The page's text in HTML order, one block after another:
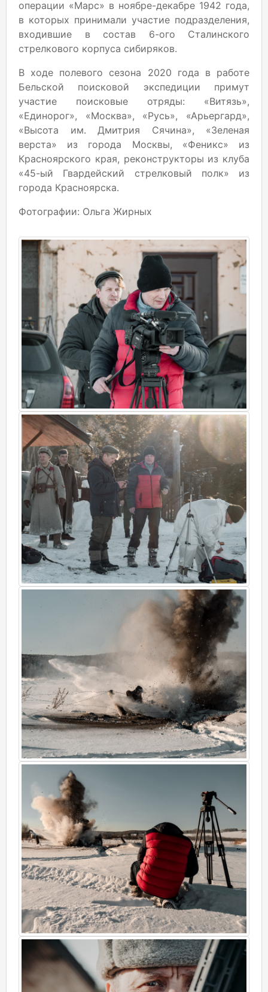
операции «Марс» в ноябре-декабре 1942 года,
в которых принимали участие подразделения,
входившие в состав 6-ого Сталинского
стрелкового корпуса сибиряков.
В ходе полевого сезона 2020 года в работе
Бельской поисковой экспедиции примут
участие поисковые отряды: «Витязь»,
«Единорог», «Москва», «Русь», «Арьергард»,
«Высота им. Дмитрия Сячина», «Зеленая
верста» из города Москвы, «Феникс» из
Красноярского края, реконструкторы из клуба
«45-ый Гвардейский стрелковый полк» из
города Красноярска.
Фотографии: Ольга Жирных